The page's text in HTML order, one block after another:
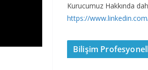
Kurucumuz Hakkında
https://
Bilişim